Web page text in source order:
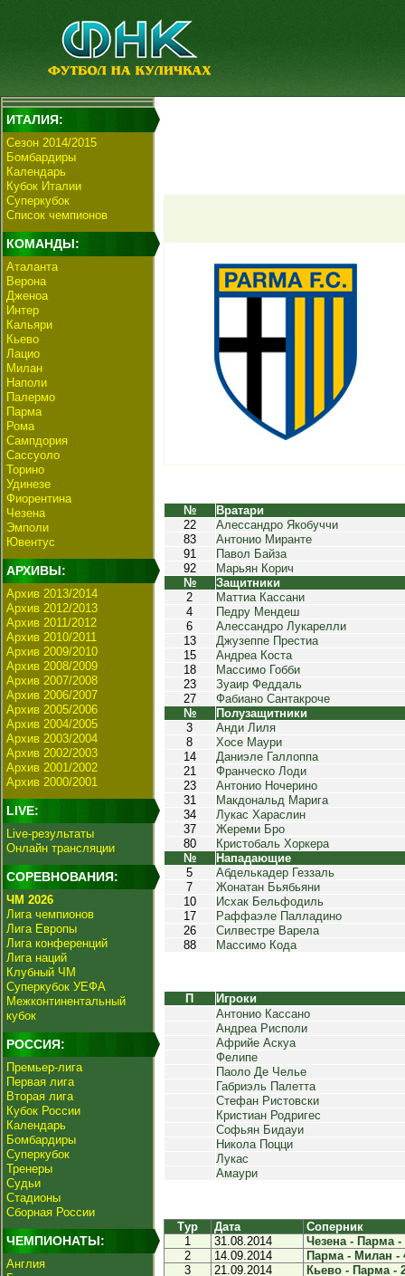
ИТАЛИЯ:
Сезон 2014/2015
Бомбардиры
Календарь
Кубок Италии
Суперкубок
Список чемпионов
КОМАНДЫ:
Аталанта
Верона
Дженоа
Интер
Кальяри
Кьево
Лацио
Милан
Наполи
Палермо
Парма
Рома
Сампдория
Сассуоло
Торино
Удинезе
Фиорентина
Чезена
Эмполи
Ювентус
АРХИВЫ:
Архив 2013/2014
Архив 2012/2013
Архив 2011/2012
Архив 2010/2011
Архив 2009/2010
Архив 2008/2009
Архив 2007/2008
Архив 2006/2007
Архив 2005/2006
Архив 2004/2005
Архив 2003/2004
Архив 2002/2003
Архив 2001/2002
Архив 2000/2001
LIVE:
Live-результаты
Онлайн трансляции
СОРЕВНОВАНИЯ:
ЧМ 2026
Лига чемпионов
Лига Европы
Лига конференций
Лига наций
Клубный ЧМ
Суперкубок УЕФА
Межконтинентальный
кубок
РОССИЯ:
Премьер-лига
Первая лига
Вторая лига
Кубок России
Календарь
Бомбардиры
Суперкубок
Тренеры
Судьи
Стадионы
Сборная России
ЧЕМПИОНАТЫ:
Англия
№
Вратари
22
Алессандро Якобуччи
83
Антонио Миранте
91
Павол Байза
92
Марьян Корич
№
Защитники
2
Маттиа Кассани
4
Педру Мендеш
6
Алессандро Лукарелли
13
Джузеппе Престиа
15
Андреа Коста
18
Массимо Гобби
23
Зуаир Феддаль
27
Фабиано Сантакроче
№
Полузащитники
3
Анди Лиля
8
Хосе Маури
14
Даниэле Галлоппа
21
Франческо Лоди
23
Антонио Ночерино
31
Макдональд Марига
34
Лукас Хараслин
37
Жереми Бро
80
Кристобаль Хоркера
№
Нападающие
5
Абделькадер Геззаль
7
Жонатан Бьябьяни
10
Исхак Бельфодиль
17
Раффаэле Палладино
26
Силвестре Варела
88
Массимо Кода
П
Игроки
Антонио Кассано
Андреа Рисполи
Африйе Аскуа
Фелипе
Паоло Де Челье
Габриэль Палетта
Стефан Ристовски
Кристиан Родригес
Софьян Бидауи
Никола Поцци
Лукас
Амаури
Тур Дата
Соперник
1
31.08.2014
Чезена - Парма -
2
14.09.2014
Парма - Милан -
3
21.09.2014
Кьево - Парма -